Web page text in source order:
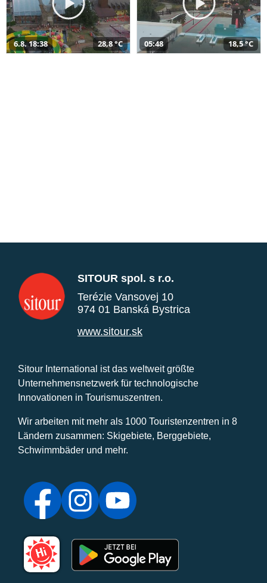
6.8. 18:38 28,8 °C 05:48 18,5 °C
SITOUR spol. s r.o.
Terézie Vansovej 10
974 01 Banská Bystrica
www.sitour.sk
Sitour International ist das weltweit größte
Unternehmensnetzwerk für technologische
Innovationen in Tourismuszentren.
Wir arbeiten mit mehr als 1000 Touristenzentren in 8
Ländern zusammen: Skigebiete, Berggebiete,
Schwimmbäder und mehr.